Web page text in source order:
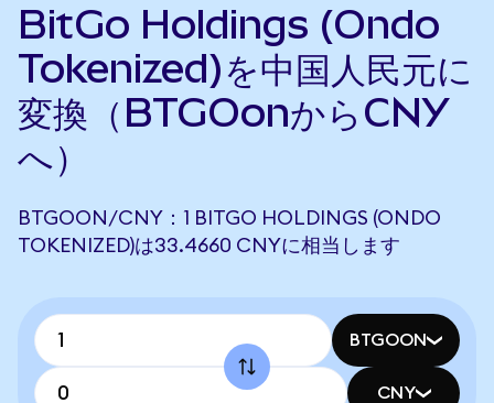
BitGo Holdings (Ondo
Tokenized)を中国人民元に
変換（BTGOonからCNY
へ）
BTGOON/CNY：1 BITGO HOLDINGS (ONDO
TOKENIZED)は33.4660 CNYに相当します
BTGOON
CNY